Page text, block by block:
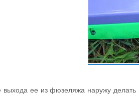
выхода ее из фюзеляжа наружу